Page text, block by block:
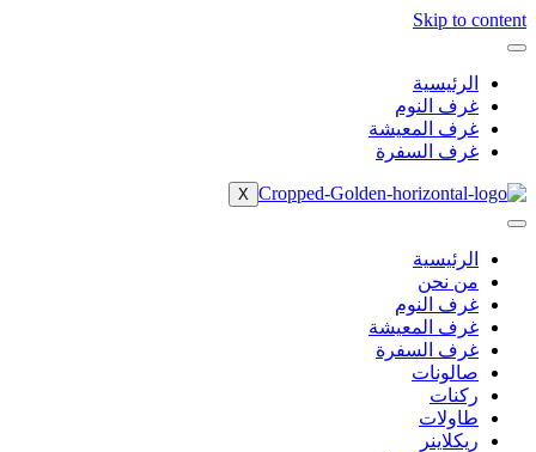
Skip to content
الرئيسية
غرف النوم
غرف المعيشة
غرف السفرة
X
الرئيسية
من نحن
غرف النوم
غرف المعيشة
غرف السفرة
صالونات
ركنات
طاولات
ريكلاينر